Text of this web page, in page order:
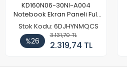
KD160N06-30NI-A004
Notebook Ekran Paneli Full
HD
Stok Kodu: 6DJHYNMQCS
%26
3.131,70 TL
2.319,74 TL